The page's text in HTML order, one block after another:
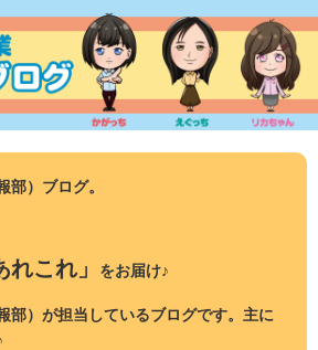
部）ブログ。
れこれ」 をお届け♪
部）が担当しているブログです。主に